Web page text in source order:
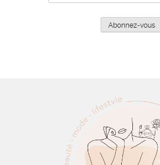
e-
Abonnez-vous